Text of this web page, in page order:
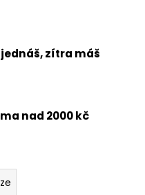
zítra máš
nad 2000 kč